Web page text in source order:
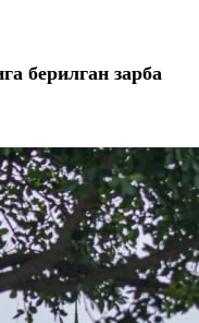
берилган зарба